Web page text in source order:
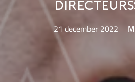
21 december 2022